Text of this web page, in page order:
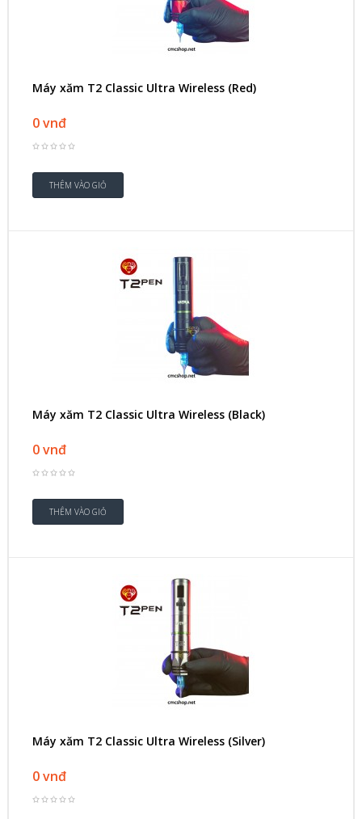
Máy xăm T2 Classic Ultra Wireless (Red)
0 vnđ
Máy xăm T2 Classic Ultra Wireless (Black)
0 vnđ
Máy xăm T2 Classic Ultra Wireless (Silver)
0 vnđ